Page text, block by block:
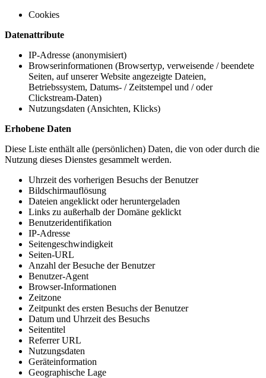
Cookies
Datenattribute
IP-Adresse (anonymisiert)
Browserinformationen (Browsertyp, verweisende / beendete
Seiten, auf unserer Website angezeigte Dateien,
Betriebssystem, Datums- / Zeitstempel und / oder
Clickstream-Daten)
Nutzungsdaten (Ansichten, Klicks)
Erhobene Daten
Diese Liste enthält alle (persönlichen) Daten, die von oder durch die
Nutzung dieses Dienstes gesammelt werden.
Uhrzeit des vorherigen Besuchs der Benutzer
Bildschirmauflösung
Dateien angeklickt oder heruntergeladen
Links zu außerhalb der Domäne geklickt
Benutzeridentifikation
IP-Adresse
Seitengeschwindigkeit
Seiten-URL
Anzahl der Besuche der Benutzer
Benutzer-Agent
Browser-Informationen
Zeitzone
Zeitpunkt des ersten Besuchs der Benutzer
Datum und Uhrzeit des Besuchs
Seitentitel
Referrer URL
Nutzungsdaten
Geräteinformation
Geographische Lage